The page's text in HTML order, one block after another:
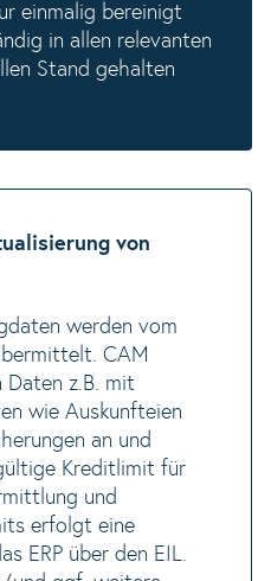
einmalig bereinigt
in allen relevanten
Stand gehalten
von
werden vom
CAM
Daten z.B. mit
wie Auskunfteien
an und
Kreditlimit für
und
erfolgt eine
ERP über den EIL.